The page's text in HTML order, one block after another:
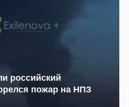
российский
пожар на НПЗ